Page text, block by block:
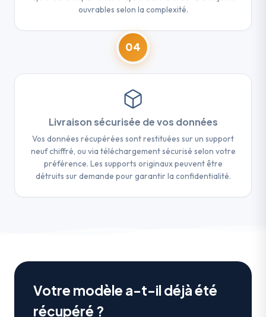
ouvrables selon la complexité.
04
Livraison sécurisée de vos données
Vos données récupérées sont restituées sur un support
neuf chiffré, ou via téléchargement sécurisé selon votre
préférence. Les supports originaux peuvent être
détruits sur demande pour garantir la confidentialité.
Votre modèle a-t-il déjà été
récupéré ?